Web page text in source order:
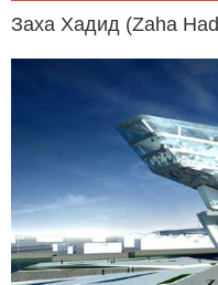
Заха Хадид (Zaha